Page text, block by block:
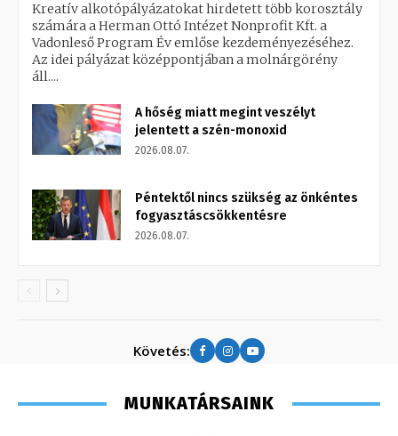
Kreatív alkotópályázatokat hirdetett több korosztály
számára a Herman Ottó Intézet Nonprofit Kft. a
Vadonleső Program Év emlőse kezdeményezéséhez.
Az idei pályázat középpontjában a molnárgörény
áll....
A hőség miatt megint veszélyt
jelentett a szén-monoxid
2026.08.07.
Péntektől nincs szükség az önkéntes
fogyasztáscsökkentésre
2026.08.07.
Követés:
MUNKATÁRSAINK